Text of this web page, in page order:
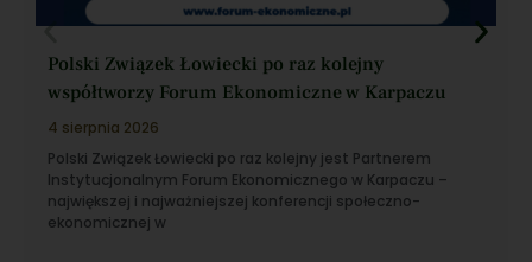
Polski Związek Łowiecki po raz kolejny
współtworzy Forum Ekonomiczne w Karpaczu
4 sierpnia 2026
Polski Związek Łowiecki po raz kolejny jest Partnerem
Instytucjonalnym Forum Ekonomicznego w Karpaczu –
największej i najważniejszej konferencji społeczno-
ekonomicznej w